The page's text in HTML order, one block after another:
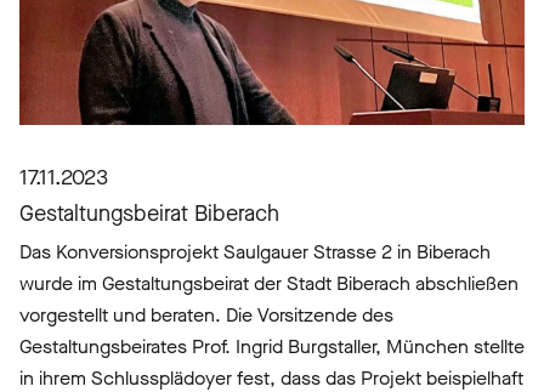
17.11.2023
Gestaltungsbeirat Biberach
Das Konversionsprojekt Saulgauer Strasse 2 in Biberach
wurde im Gestaltungsbeirat der Stadt Biberach abschließen
vorgestellt und beraten. Die Vorsitzende des
Gestaltungsbeirates Prof. Ingrid Burgstaller, München stellte
in ihrem Schlussplädoyer fest, dass das Projekt beispielhaft